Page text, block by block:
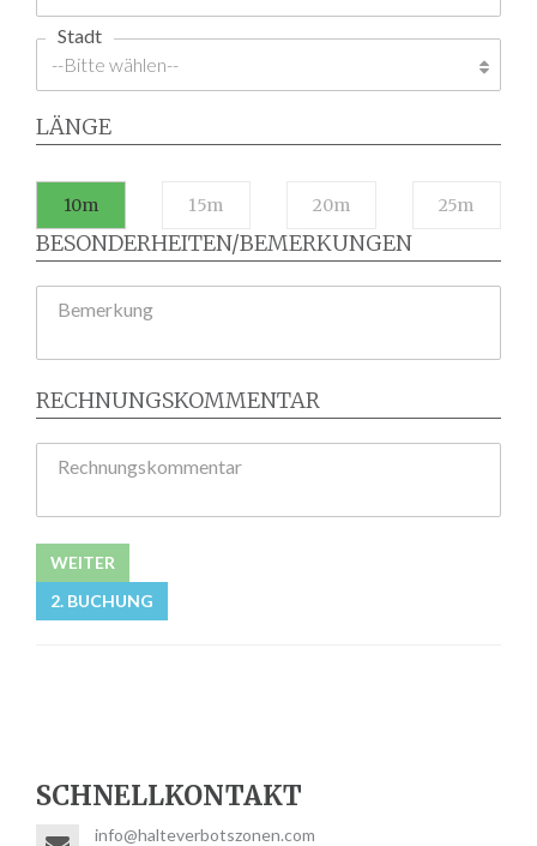
Stadt
LÄNGE
10m 15m 20m 25m
BESONDERHEITEN/BEMERKUNGEN
Bemerkung
RECHNUNGSKOMMENTAR
Rechnungskommentar
WEITER
2. BUCHUNG
SCHNELLKONTAKT
info@halteverbotszonen.com